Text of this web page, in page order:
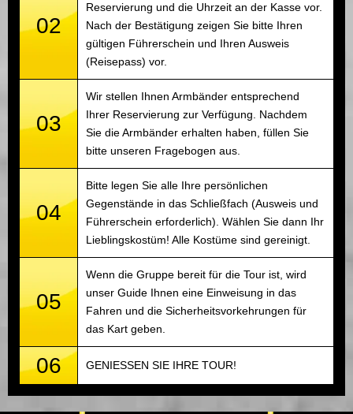
02
Reservierung und die Uhrzeit an der Kasse vor.
Nach der Bestätigung zeigen Sie bitte Ihren
gültigen Führerschein und Ihren Ausweis
(Reisepass) vor.
03
Wir stellen Ihnen Armbänder entsprechend
Ihrer Reservierung zur Verfügung. Nachdem
Sie die Armbänder erhalten haben, füllen Sie
bitte unseren Fragebogen aus.
04
Bitte legen Sie alle Ihre persönlichen
Gegenstände in das Schließfach (Ausweis und
Führerschein erforderlich). Wählen Sie dann Ihr
Lieblingskostüm! Alle Kostüme sind gereinigt.
05
Wenn die Gruppe bereit für die Tour ist, wird
unser Guide Ihnen eine Einweisung in das
Fahren und die Sicherheitsvorkehrungen für
das Kart geben.
06 GENIESSEN SIE IHRE TOUR!